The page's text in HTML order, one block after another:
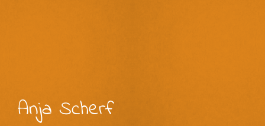
Anja Scherf